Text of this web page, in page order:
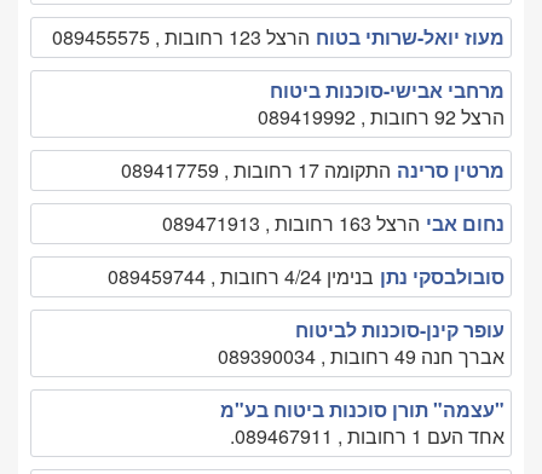
מעוז יואל-שרותי בטוח הרצל 123 רחובות , 089455575
מרחבי אבישי-סוכנות ביטוח
הרצל 92 רחובות , 089419992
מרטין סרינה התקומה 17 רחובות , 089417759
נחום אבי הרצל 163 רחובות , 089471913
סובולבסקי נתן בנימין 4/24 רחובות , 089459744
עופר קינן-סוכנות לביטוח
אברך חנה 49 רחובות , 089390034
"עצמה" תורן סוכנות ביטוח בע"מ
אחד העם 1 רחובות , 089467911.